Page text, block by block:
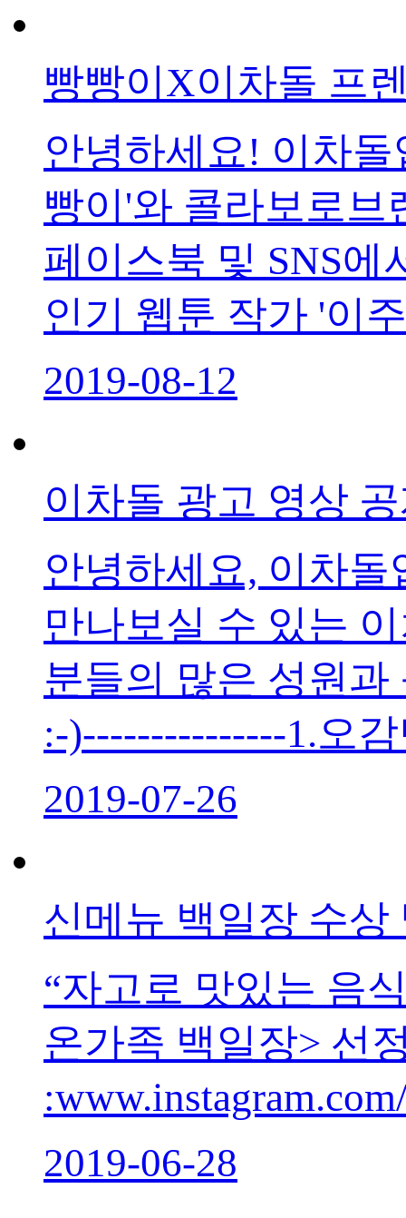
빵빵이X이차돌 프
안녕하세요! 이차
빵이'와 콜라보로브
페이스북 및 SNS에
인기 웹툰 작가 '이
2019-08-12
이차돌 광고 영상
안녕하세요, 이차
만나보실 수 있는
분들의 많은 성원
:-)---------------1.오
2019-07-26
신메뉴 백일장 수상
“자고로 맛있는 음
온가족 백일장> 선
2019-06-28